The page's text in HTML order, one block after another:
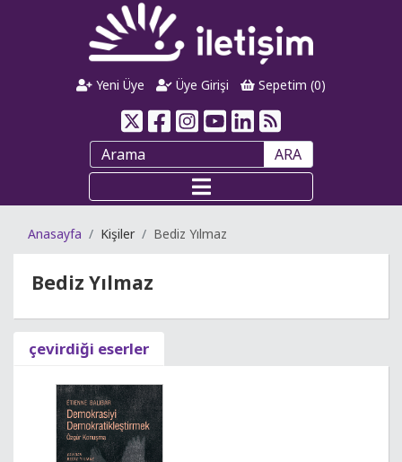
Yeni Üye Üye Girişi Sepetim (0)
ARA
Anasayfa Kişiler Bediz Yılmaz
Bediz Yılmaz
çevirdiği eserler